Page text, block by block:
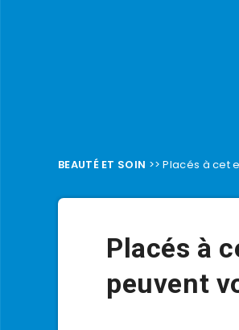
BEAUTÉ ET SOIN >>Placés à cet
Placés à
peuvent